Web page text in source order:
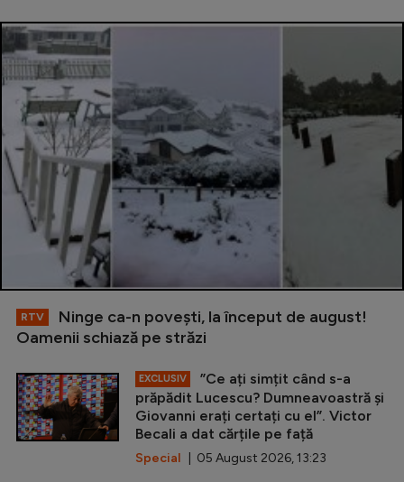
RTV
Ninge ca-n povești, la început de august!
Oamenii schiază pe străzi
EXCLUSIV
”Ce ați simțit când s-a
prăpădit Lucescu? Dumneavoastră și
Giovanni erați certați cu el”. Victor
Becali a dat cărțile pe față
Special | 05 August 2026, 13:23